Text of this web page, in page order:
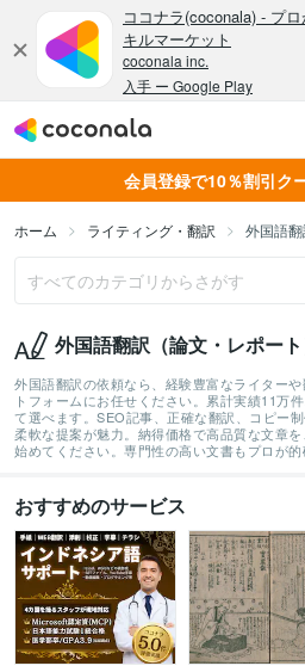
会員登録で10％割引ク
ホーム ライティング・翻訳 外国語翻
外国語翻訳（論文・レポート
外国語翻訳の依頼なら、経験豊富なライター
トフォームにお任せください。累計実績11万
て選べます。SEO記事、正確な翻訳、コピー
柔軟な提案が魅力。納得価格で高品質な文章
始めてください。専門性の高い文書もプロが的
おすすめのサービス